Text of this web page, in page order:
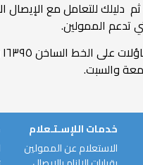
دليلك للتعامل مع الإيصال
تدعم الممولين.
خدمات اللإسـتـعلام
الاستعلام عن الممولين